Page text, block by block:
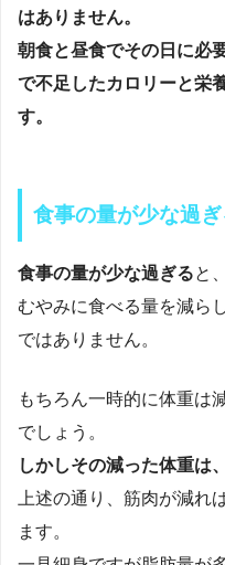
はありません。
朝食と昼食でその日に必
で不足したカロリーと栄
す。
食事の量が少な過ぎ
食事の量が少な過ぎると
むやみに食べる量を減ら
ではありません。
もちろん一時的に体重は
でしょう。
しかしその減った体重は
上述の通り、筋肉が減れ
ます。